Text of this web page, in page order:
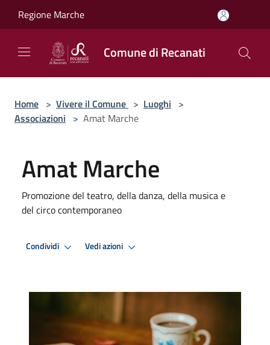
Regione Marche
Comune di Recanati
Home > Vivere il Comune > Luoghi >
Associazioni > Amat Marche
Amat Marche
Promozione del teatro, della danza, della musica e
del circo contemporaneo
Condividi Vedi azioni